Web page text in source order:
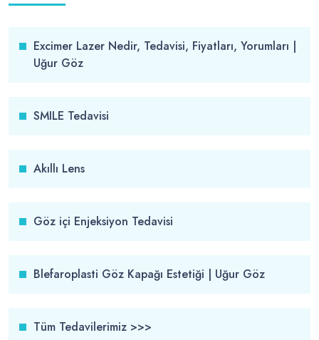
Excimer Lazer Nedir, Tedavisi, Fiyatları, Yorumları |
Uğur Göz
SMILE Tedavisi
Akıllı Lens
Göz içi Enjeksiyon Tedavisi
Blefaroplasti Göz Kapağı Estetiği | Uğur Göz
Tüm Tedavilerimiz >>>